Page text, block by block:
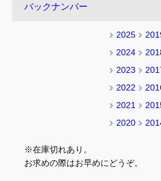
バックナンバー
2025
2024
2023
2022
2021
2020
※在庫切れあり。
お求めの際はお早めにどうぞ。